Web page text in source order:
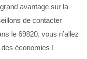
avantage sur la
de contacter
le 69820, vous n’allez
économies !